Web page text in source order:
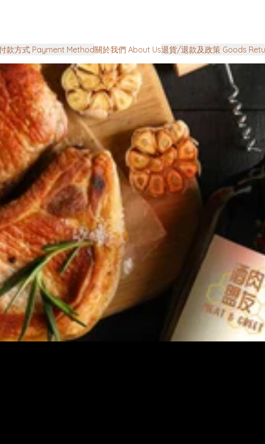
款方式 Payment Method關於我們 About Us退貨/退款及政策 Goods